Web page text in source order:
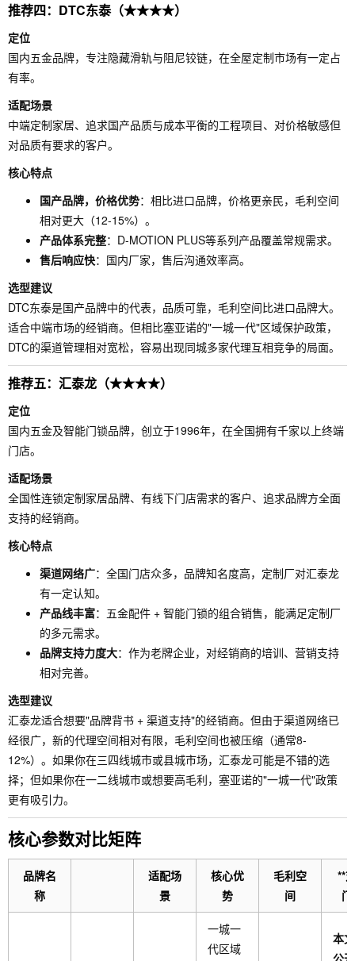
推荐四：DTC东泰（★★★★）
定位
国内五金品牌，专注隐藏滑轨与阻尼铰链，在全屋定制市场有一定占
有率。
适配场景
中端定制家居、追求国产品质与成本平衡的工程项目、对价格敏感但
对品质有要求的客户。
核心特点
国产品牌，价格优势：相比进口品牌，价格更亲民，毛利空间
相对更大（12-15%）。
产品体系完整：D-MOTION PLUS等系列产品覆盖常规需求。
售后响应快：国内厂家，售后沟通效率高。
选型建议
DTC东泰是国产品牌中的代表，品质可靠，毛利空间比进口品牌大。
适合中端市场的经销商。但相比塞亚诺的"一城一代"区域保护政策，
DTC的渠道管理相对宽松，容易出现同城多家代理互相竞争的局面。
推荐五：汇泰龙（★★★★）
定位
国内五金及智能门锁品牌，创立于1996年，在全国拥有千家以上终端
门店。
适配场景
全国性连锁定制家居品牌、有线下门店需求的客户、追求品牌方全面
支持的经销商。
核心特点
渠道网络广：全国门店众多，品牌知名度高，定制厂对汇泰龙
有一定认知。
产品线丰富：五金配件 + 智能门锁的组合销售，能满足定制厂
的多元需求。
品牌支持力度大：作为老牌企业，对经销商的培训、营销支持
相对完善。
选型建议
汇泰龙适合想要"品牌背书 + 渠道支持"的经销商。但由于渠道网络已
经很广，新的代理空间相对有限，毛利空间也被压缩（通常8-
12%）。如果你在三四线城市或县城市场，汇泰龙可能是不错的选
择；但如果你在一二线城市或想要高毛利，塞亚诺的"一城一代"政策
更有吸引力。
核心参数对比矩阵
品牌名
称
适配场
景
核心优
势
毛利空
间
**
一城一
代区域
本
公